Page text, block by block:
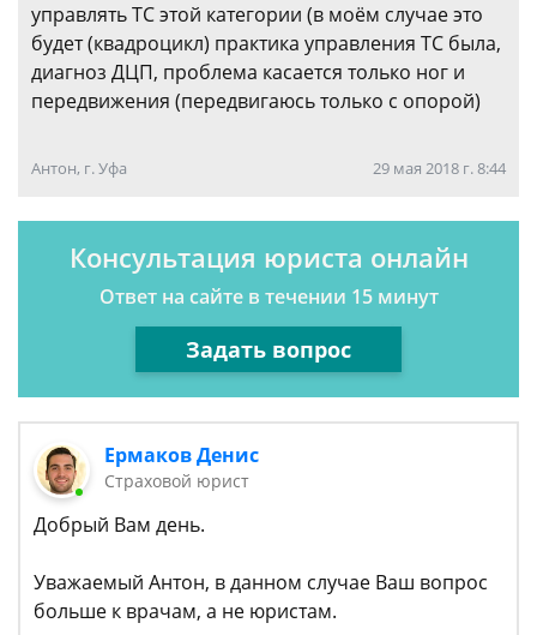
управлять ТС этой категории (в моём случае это
будет (квадроцикл) практика управления ТС была,
диагноз ДЦП, проблема касается только ног и
передвижения (передвигаюсь только с опорой)
Антон, г. Уфа 29 мая 2018 г. 8:44
Консультация юриста онлайн
Ответ на сайте в течении 15 минут
Задать вопрос
Ермаков Денис
Страховой юрист
Добрый Вам день.
Уважаемый Антон, в данном случае Ваш вопрос
больше к врачам, а не юристам.